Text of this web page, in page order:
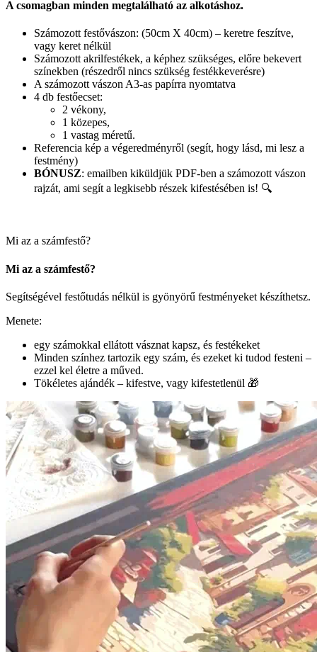
A csomagban minden megtalálható az alkotáshoz.
Számozott festővászon: (50cm X 40cm) – keretre feszítve,
vagy keret nélkül
Számozott akrilfestékek, a képhez szükséges, előre bekevert
színekben (részedről nincs szükség festékkeverésre)
A számozott vászon A3-as papírra nyomtatva
4 db festőecset:
2 vékony,
1 közepes,
1 vastag méretű.
Referencia kép a végeredményről (segít, hogy lásd, mi lesz a
festmény)
BÓNUSZ: emailben kiküldjük PDF-ben a számozott vászon
rajzát, ami segít a legkisebb részek kifestésében is! 🔍
Mi az a számfestő?
Mi az a számfestő?
Segítségével festőtudás nélkül is gyönyörű festményeket készíthetsz.
Menete:
egy számokkal ellátott vásznat kapsz, és festékeket
Minden színhez tartozik egy szám, és ezeket ki tudod festeni –
ezzel kel életre a műved.
Tökéletes ajándék – kifestve, vagy kifestetlenül 🎁